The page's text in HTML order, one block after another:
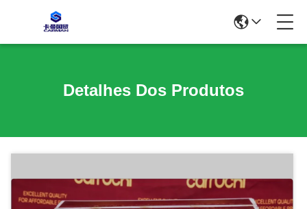
Detalhes Dos Produtos